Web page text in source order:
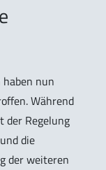
haben nun
Während
der Regelung
die
der weiteren